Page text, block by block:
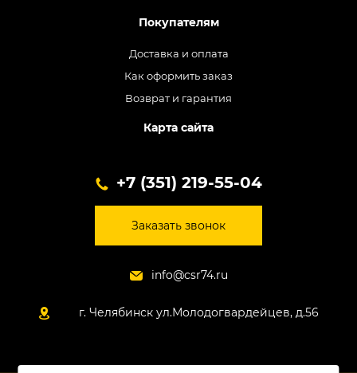
Покупателям
Доставка и оплата
Как оформить заказ
Возврат и гарантия
Карта сайта
+7 (351) 219-55-04
Заказать звонок
info@csr74.ru
г. Челябинск ул.Молодогвардейцев, д.56